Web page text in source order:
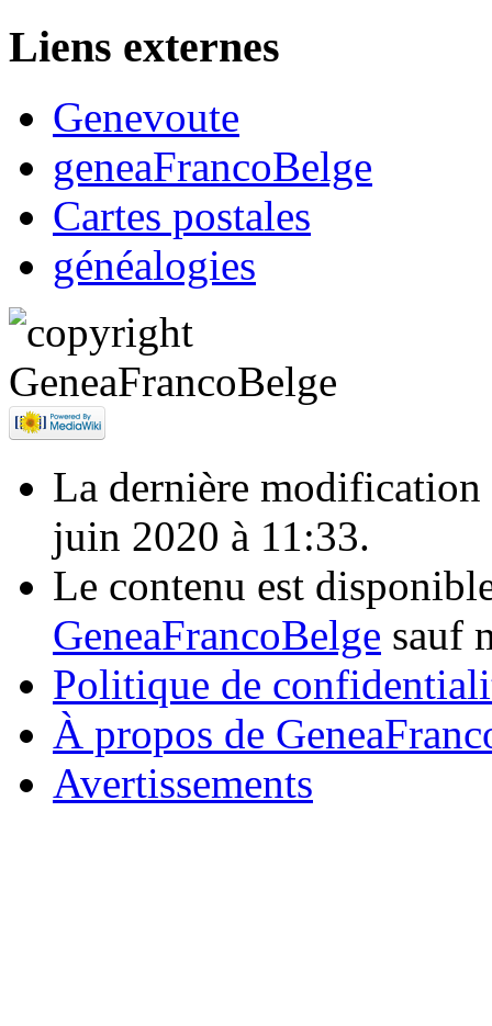
Liens externes
Genevoute
geneaFrancoBelge
Cartes postales
généalogies
La dernière modification
juin 2020 à 11:33.
Le contenu est
GeneaFrancoBelge sauf
Politique de
À propos de
Avertissements